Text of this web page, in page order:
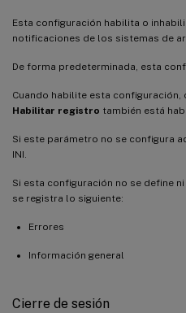
Esta configuración habilita o
notificaciones de los sistemas de
De forma predeterminada, esta
Cuando habilite esta
Habilitar registro también está
Si este parámetro no se configura
INI.
Si esta configuración no se define ni
se registra lo siguiente:
Errores
Información general
Cierre de sesión